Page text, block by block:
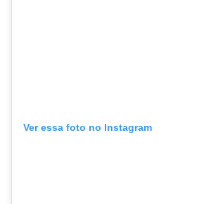
Ver essa foto no Instagram